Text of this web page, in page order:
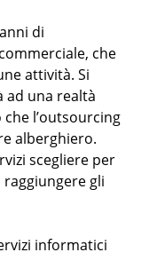
di
che
attività. Si
ad una realtà
l’outsourcing
alberghiero.
scegliere per
gli
informatici